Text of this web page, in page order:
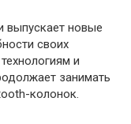
выпускает новые
своих
и
занимать
колонок.